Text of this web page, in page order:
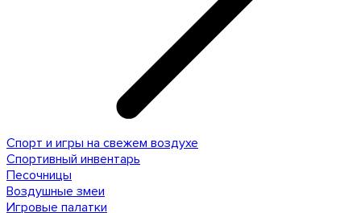
Спорт и игры на свежем воздухе
Спортивный инвентарь
Песочницы
Воздушные змеи
Игровые палатки